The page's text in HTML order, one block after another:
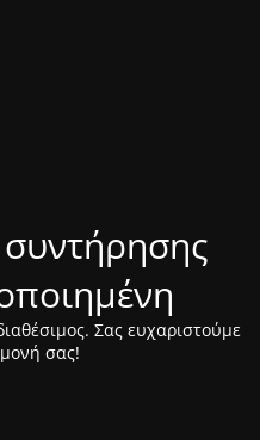
συντήρησης
Σας ευχαριστούμε
σας!